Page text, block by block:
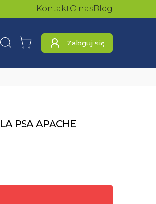
KontaktO nasBlog
WyszukajKoszyk Zaloguj się
PSA APACHE